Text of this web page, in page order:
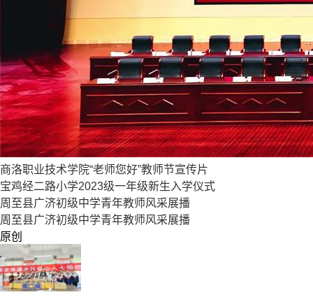
商洛职业技术学院“老师您好”教师节宣传片
宝鸡经二路小学2023级一年级新生入学仪式
周至县广济初级中学青年教师风采展播
周至县广济初级中学青年教师风采展播
原创